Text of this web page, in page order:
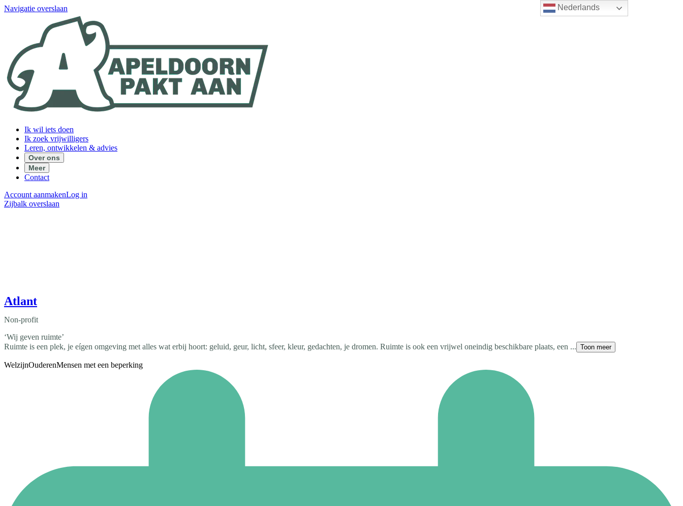
Nederlands
Navigatie overslaan
Ik wil iets doen
Ik zoek vrijwilligers
Leren, ontwikkelen & advies
Over ons
Meer
Contact
Account aanmakenLog in
Zijbalk overslaan
Atlant
Non-profit
‘Wij geven ruimte’
Ruimte is een plek, je eígen omgeving met alles wat erbij hoort: geluid, geur, licht, sfeer, kleur, gedachten, je dromen. Ruimte is ook een vrijwel oneindig beschikbare plaats, een ... Toon meer
WelzijnOuderenMensen met een beperking